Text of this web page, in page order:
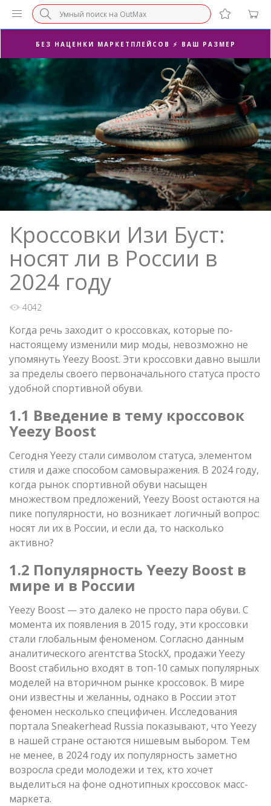
БЕЗ НАЦЕНКИ МАРКЕТПЛЕЙСОВ ⚡ ВАШ РАЗМЕР
3-Я ПАРА В ПОДАРОК 🎁
ПОСЛЕДНИЕ РАЗМЕРЫ ОТ 1500₽⚡️
СУПЕРАКЦИЯ 🔥 2-Я ПАРА -50%
Кроссовки Изи Буст:
носят ли в России в
2024 году
4042
Когда речь заходит о кроссовках, которые по-
настоящему изменили мир моды, невозможно не
упомянуть Yeezy Boost. Эти кроссовки давно вышли
за пределы своего первоначального статуса просто
удобной спортивной обуви.
1.1 Введение в тему кроссовок
Yeezy Boost
Сегодня Yeezy стали символом статуса, элементом
стиля и даже способом самовыражения. В 2024 году,
когда рынок спортивной обуви насыщен
множеством предложений, Yeezy Boost остаются на
пике популярности, но возникает логичный вопрос:
носят ли их в России, и если да, то насколько
активно?
1.2 Популярность Yeezy Boost в
мире и в России
Yeezy Boost — это далеко не просто пара обуви. С
момента их появления в 2015 году, эти кроссовки
стали глобальным феноменом. Согласно данным
аналитического агентства StockX, продажи Yeezy
Boost стабильно входят в топ-10 самых популярных
моделей на вторичном рынке кроссовок. В мире
они известны и желанны, однако в России этот
феномен несколько специфичен. Исследования
портала Sneakerhead Russia показывают, что Yeezy
в нашей стране остаются нишевым выбором. Тем
не менее, в 2024 году их популярность заметно
возросла среди молодежи и тех, кто хочет
выделиться на фоне однотипных кроссовок масс-
маркета.